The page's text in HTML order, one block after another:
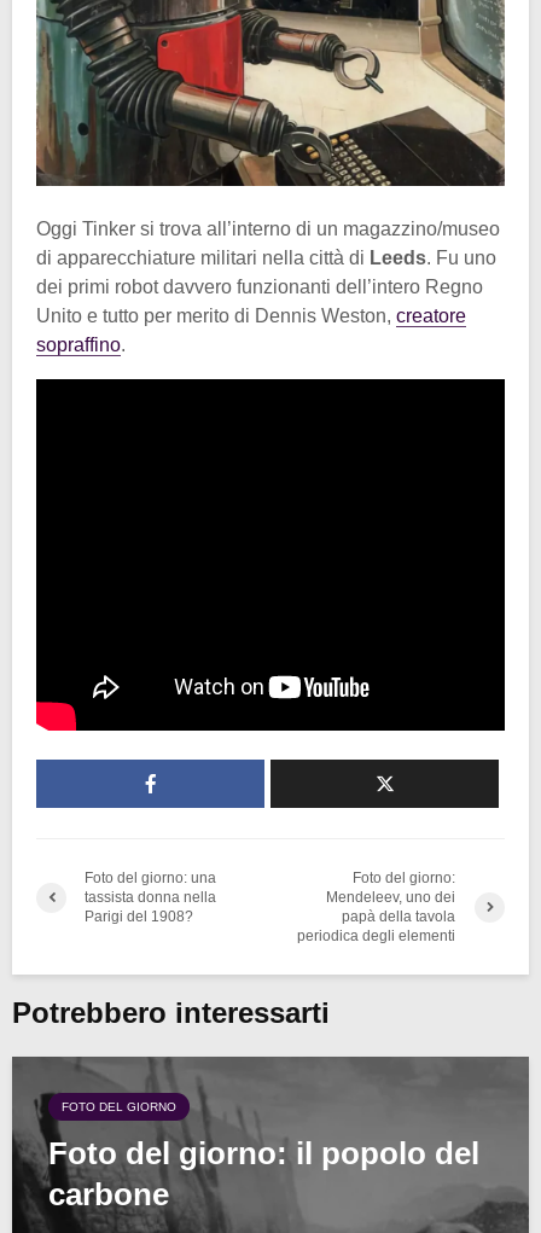
Oggi Tinker si trova all’interno di un magazzino/museo
di apparecchiature militari nella città di Leeds. Fu uno
dei primi robot davvero funzionanti dell’intero Regno
Unito e tutto per merito di Dennis Weston, creatore
sopraffino.
Foto del giorno: una
tassista donna nella
Parigi del 1908?
Foto del giorno:
Mendeleev, uno dei
papà della tavola
periodica degli elementi
Potrebbero interessarti
FOTO DEL GIORNO
Foto del giorno: il popolo del
carbone